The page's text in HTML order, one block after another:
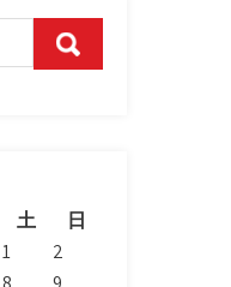
土
日
1
2